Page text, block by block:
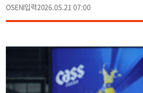
OSEN 2026.05.21 07:00